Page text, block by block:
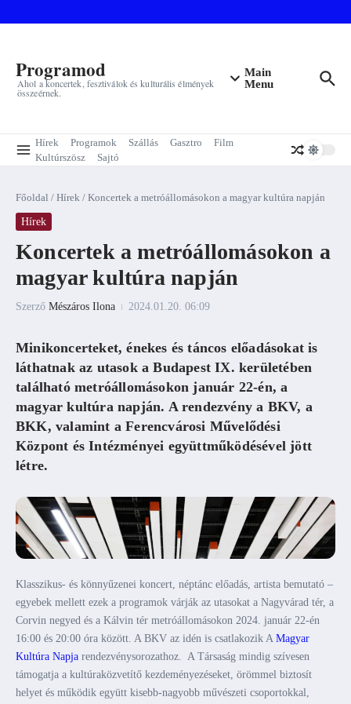
Programod
Ahol a koncertek, fesztiválok és kulturális élmények
összeérnek.
Main
Menu
Hírek Programok Szállás Gasztro
Film
Kultúrszösz
Sajtó
Főoldal / Hírek / Koncertek a metróállomásokon a magyar kultúra napján
Hírek
Koncertek a metróállomásokon a
magyar kultúra napján
Szerző Mészáros Ilona 2024.01.20. 06:09
Minikoncerteket, énekes és táncos előadásokat is
láthatnak az utasok a Budapest IX. kerületében
található metróállomásokon január 22-én, a
magyar kultúra napján. A rendezvény a BKV, a
BKK, valamint a Ferencvárosi Művelődési
Központ és Intézményei együttműködésével jött
létre.
Klasszikus- és könnyűzenei koncert, néptánc előadás, artista bemutató –
egyebek mellett ezek a programok várják az utasokat a Nagyvárad tér, a
Corvin negyed és a Kálvin tér metróállomásokon 2024. január 22-én
16:00 és 20:00 óra között. A BKV az idén is csatlakozik A Magyar
Kultúra Napja rendezvénysorozathoz. A Társaság mindig szívesen
támogatja a kultúraközvetítő kezdeményezéseket, örömmel biztosít
helyet és működik együtt kisebb-nagyobb művészeti csoportokkal,